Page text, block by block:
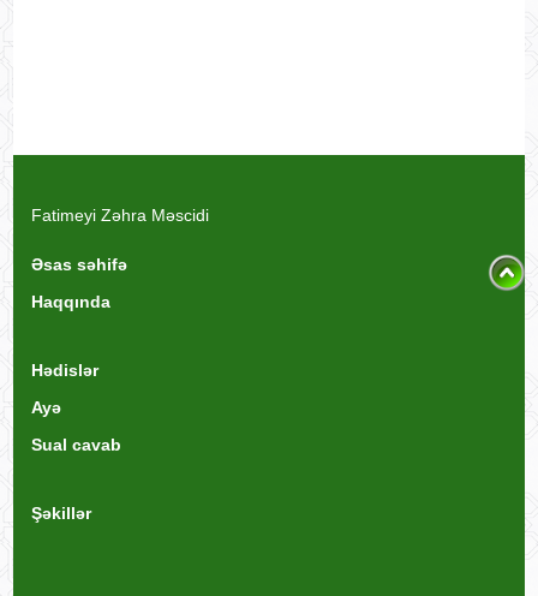
Fatimeyi Zəhra Məscidi
Əsas səhifə
Haqqında
Hədislər
Ayə
Sual cavab
Şəkillər